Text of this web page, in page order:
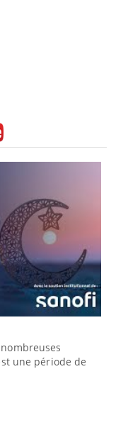
une période de